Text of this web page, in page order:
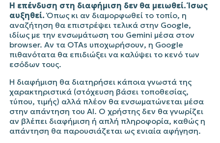
Η επένδυση στη διαφήμιση δεν θα μειωθεί. Ίσως
αυξηθεί.Όπως κι αν διαμορφωθεί το τοπίο, η
αναζήτηση θα επιστρέψει τελικά στην Google,
ιδίως με την ενσωμάτωση του Gemini μέσα στον
browser. Αν τα OTAs υποχωρήσουν, η Google
πιθανότατα θα επιδιώξει να καλύψει το κενό των
εσόδων τους.
Η διαφήμιση θα διατηρήσει κάποια γνωστά της
χαρακτηριστικά (στόχευση βάσει τοποθεσίας,
τύπου, τιμής) αλλά πλέον θα ενσωματώνεται μέσα
στην απάντηση του AI. Ο χρήστης δεν θα γνωρίζει
αν βλέπει διαφήμιση ή απλή πληροφορία, καθώς η
απάντηση θα παρουσιάζεται ως ενιαία αφήγηση.